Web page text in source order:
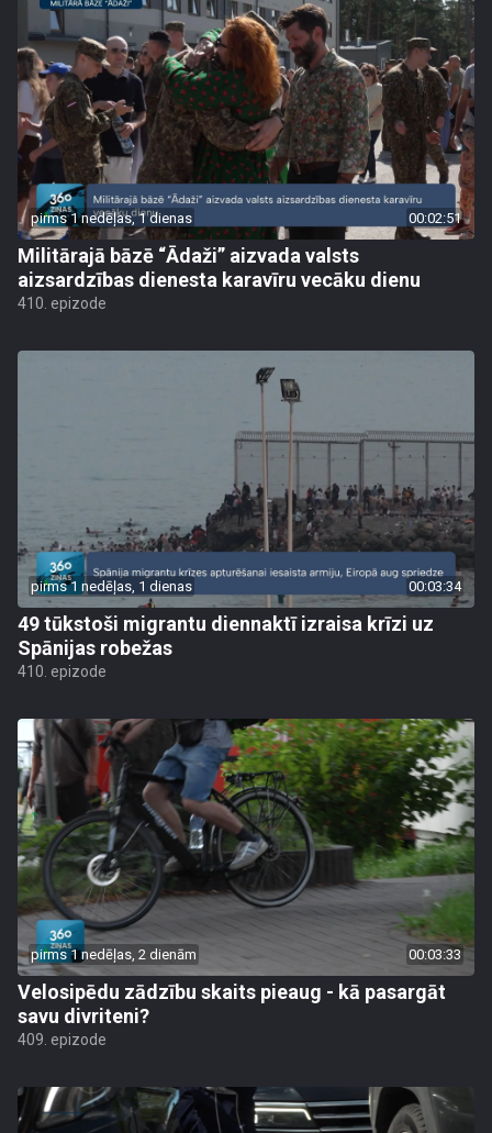
pirms 1 nedēļas, 1 dienas 00:02:51
Militārajā bāzē “Ādaži” aizvada valsts
aizsardzības dienesta karavīru vecāku dienu
410. epizode
pirms 1 nedēļas, 1 dienas 00:03:34
49 tūkstoši migrantu diennaktī izraisa krīzi uz
Spānijas robežas
410. epizode
pirms 1 nedēļas, 2 dienām 00:03:33
Velosipēdu zādzību skaits pieaug - kā pasargāt
savu divriteni?
409. epizode